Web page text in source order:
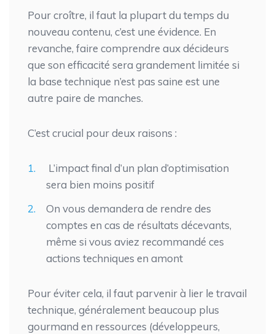
Pour croître, il faut la plupart du temps du
nouveau contenu, c’est une évidence. En
revanche, faire comprendre aux décideurs
que son efficacité sera grandement limitée si
la base technique n’est pas saine est une
autre paire de manches.
C’est crucial pour deux raisons :
L’impact final d’un plan d’optimisation
sera bien moins positif
On vous demandera de rendre des
comptes en cas de résultats décevants,
même si vous aviez recommandé ces
actions techniques en amont
Pour éviter cela, il faut parvenir à lier le travail
technique, généralement beaucoup plus
gourmand en ressources (développeurs,